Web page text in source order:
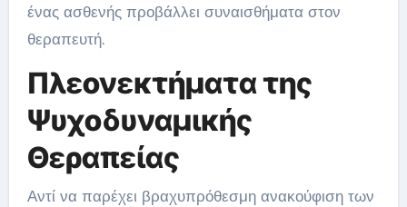
ένας ασθενής προβάλλει συναισθήματα στον
θεραπευτή.
Πλεονεκτήματα της
Ψυχοδυναμικής
Θεραπείας
Αντί να παρέχει βραχυπρόθεσμη ανακούφιση των